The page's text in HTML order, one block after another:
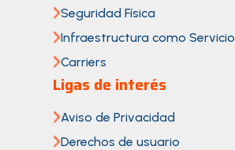
Seguridad Física
Infraestructura como Servicio
Carriers
Ligas de interés
Aviso de Privacidad
Derechos de usuario